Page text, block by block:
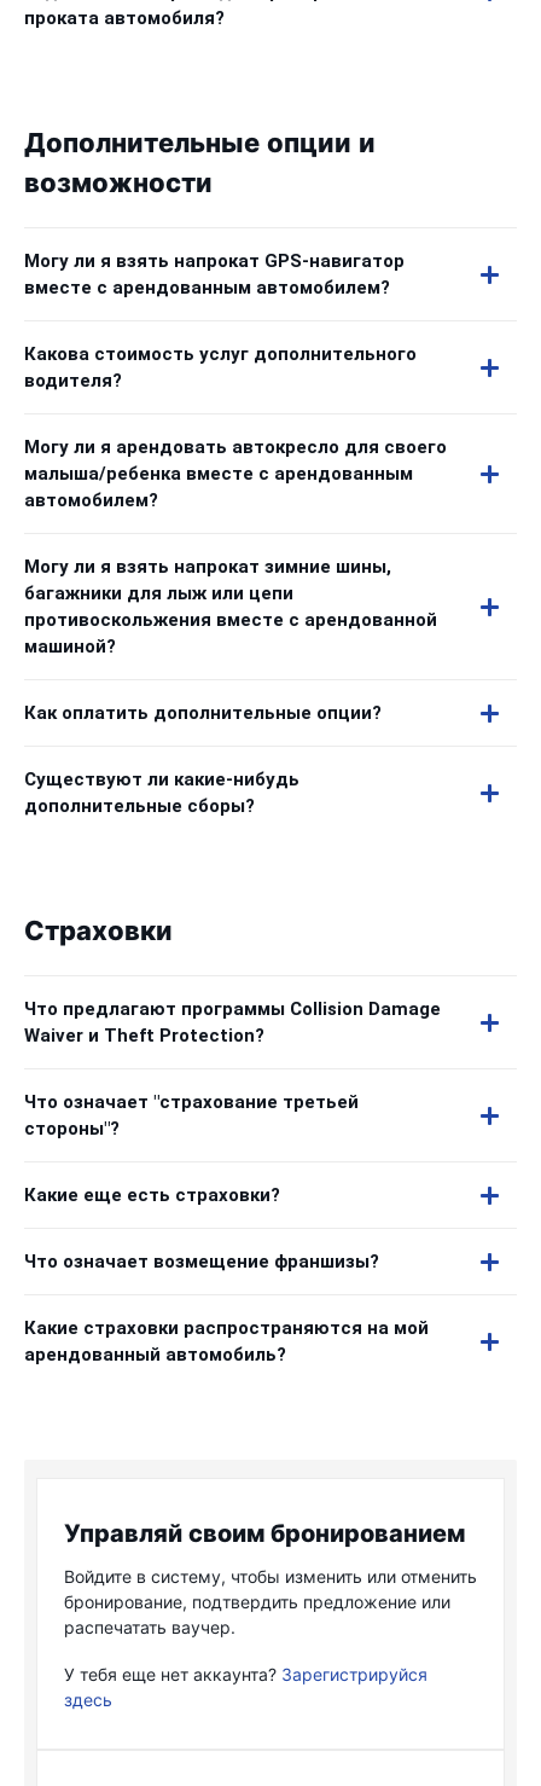
проката автомобиля?
Дополнительные опции и
возможности
Могу ли я взять напрокат GPS-навигатор
вместе с арендованным автомобилем?
Какова стоимость услуг дополнительного
водителя?
Могу ли я арендовать автокресло для своего
малыша/ребенка вместе с арендованным
автомобилем?
Могу ли я взять напрокат зимние шины,
багажники для лыж или цепи
противоскольжения вместе с арендованной
машиной?
Как оплатить дополнительные опции?
Существуют ли какие-нибудь
дополнительные сборы?
Страховки
Что предлагают программы Collision Damage
Waiver и Theft Protection?
Что означает "страхование третьей
стороны"?
Какие еще есть страховки?
Что означает возмещение франшизы?
Какие страховки распространяются на мой
арендованный автомобиль?
Управляй своим бронированием
Войдите в систему, чтобы изменить или отменить
бронирование, подтвердить предложение или
распечатать ваучер.
У тебя еще нет аккаунта? Зарегистрируйся
здесь